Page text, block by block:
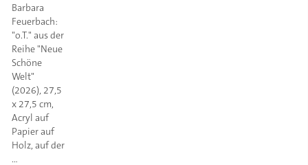
Barbara
Feuerbach:
"o.T." aus der
Reihe "Neue
Schöne
Welt"
(2026), 27,5
x 27,5 cm,
Acryl auf
Papier auf
Holz, auf der
…